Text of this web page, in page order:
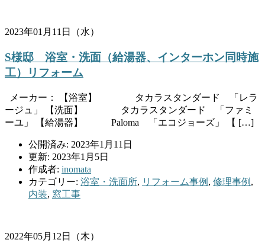
2023年01月11日（水）
S様邸 浴室・洗面（給湯器、インターホン同時施
工）リフォーム
メーカー： 【浴室】 タカラスタンダード 「レラ
ージュ」 【洗面】 タカラスタンダード 「ファミ
ーユ」 【給湯器】 Paloma 「エコジョーズ」 【 […]
公開済み: 2023年1月11日
更新: 2023年1月5日
作成者: inomata
カテゴリー: 浴室・洗面所, リフォーム事例 , 修理事例 ,
内装, 窓工事
2022年05月12日（木）